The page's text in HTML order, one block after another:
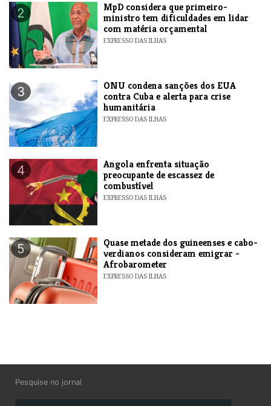
2
MpD considera que primeiro-
ministro tem dificuldades em lidar
com matéria orçamental
EXPRESSO DAS ILHAS
3
ONU condena sanções dos EUA
contra Cuba e alerta para crise
humanitária
EXPRESSO DAS ILHAS
4
Angola enfrenta situação
preocupante de escassez de
combustível
EXPRESSO DAS ILHAS
5
Quase metade dos guineenses e cabo-
verdianos consideram emigrar -
Afrobarometer
EXPRESSO DAS ILHAS
Pesquise no jornal